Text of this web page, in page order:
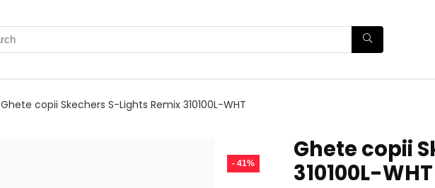
Ghete copii Skechers S-Lights Remix 310100L-WHT
- 41%
Ghete copii
310100L-WHT